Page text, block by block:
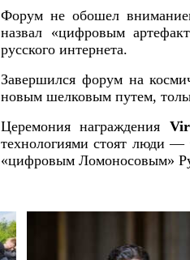
Форум не обошел
назвал «цифровым
русского интернета.
Завершился форум на
новым шелковым путем,
Церемония награждения
технологиями стоят люди —
«цифровым Ломоносовым»